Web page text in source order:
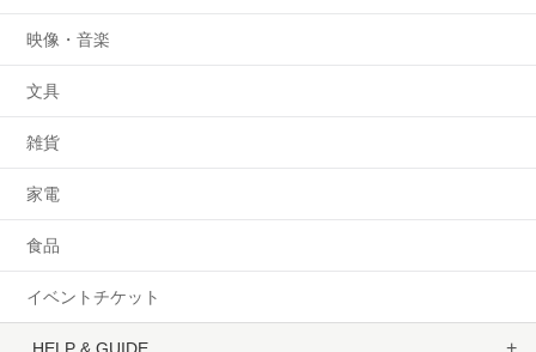
映像・音楽
文具
雑貨
家電
食品
イベントチケット